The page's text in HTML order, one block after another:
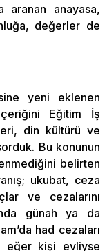
aranan anayasa,
değerler de
yeni eklenen
Eğitim İş
din kültürü ve
Bu konunun
belirten
ukubat, ceza
ve cezalarını
günah ya da
had cezaları
eğer kişi evliyse